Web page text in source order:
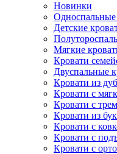
Новинки
Односпальные
Детские
Мягкие
Кровати
Двуспальные
Кровати из
Кровати с
Кровати с
Кровати из
Кровати с
Кровати с
Кровати с